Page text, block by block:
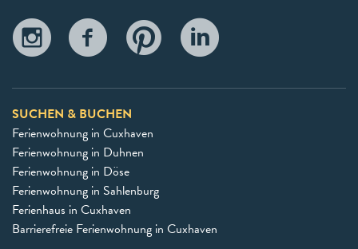
SUCHEN & BUCHEN
Ferienwohnung in Cuxhaven
Ferienwohnung in Duhnen
Ferienwohnung in Döse
Ferienwohnung in Sahlenburg
Ferienhaus in Cuxhaven
Barrierefreie Ferienwohnung in Cuxhaven